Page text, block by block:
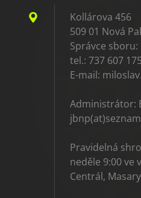
Kollárova 456
509 01 Nová
Správce
tel.: 737 607 175
E-mail:
Administrátor:
Pravidelná
neděle 9:00 ve
Centrál,